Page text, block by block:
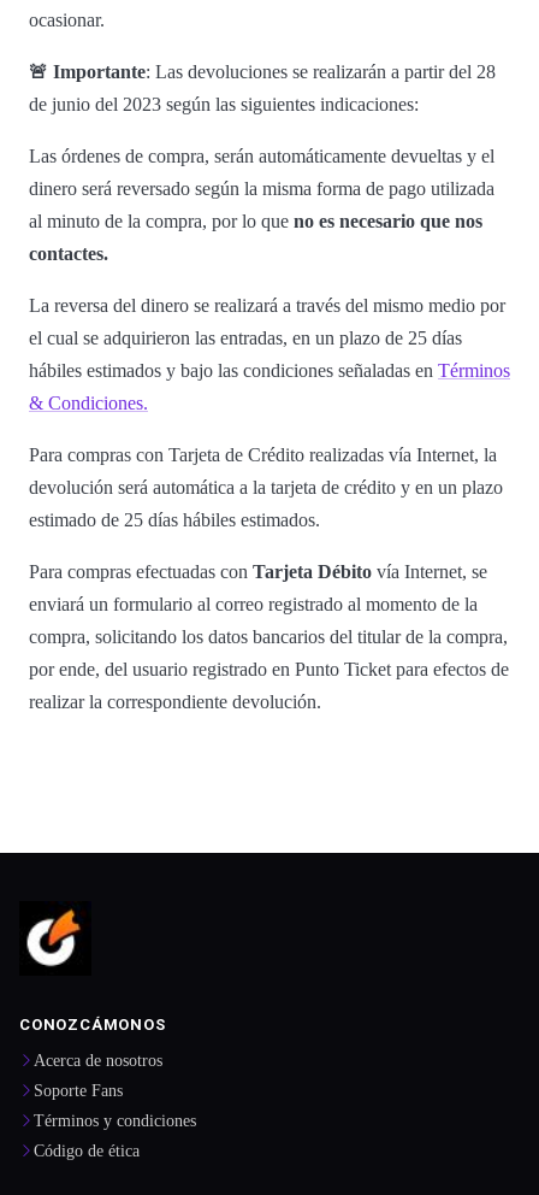
ocasionar.
🚨 Importante: Las devoluciones se realizarán a partir del 28
de junio del 2023 según las siguientes indicaciones:
Las órdenes de compra, serán automáticamente devueltas y el
dinero será reversado según la misma forma de pago utilizada
al minuto de la compra, por lo que no es necesario que nos
contactes.
La reversa del dinero se realizará a través del mismo medio por
el cual se adquirieron las entradas, en un plazo de 25 días
hábiles estimados y bajo las condiciones señaladas en Términos
& Condiciones.
Para compras con Tarjeta de Crédito realizadas vía Internet, la
devolución será automática a la tarjeta de crédito y en un plazo
estimado de 25 días hábiles estimados.
Para compras efectuadas con Tarjeta Débito vía Internet, se
enviará un formulario al correo registrado al momento de la
compra, solicitando los datos bancarios del titular de la compra,
por ende, del usuario registrado en Punto Ticket para efectos de
realizar la correspondiente devolución.
CONOZCÁMONOS
Acerca de nosotros
Soporte Fans
Términos y condiciones
Código de ética